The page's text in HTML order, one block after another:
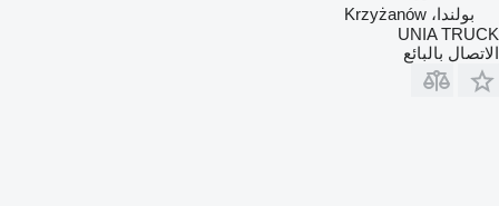
بولندا، Krzyżanów
UNIA TRUCK
الاتصال بالبائع